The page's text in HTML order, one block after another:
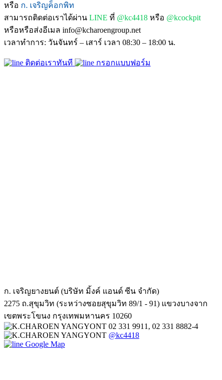
หรือ ก. เจริญค็อกพิท
สามารถติดต่อเราได้ผ่าน LINE ที่ @kc4418 หรือ @kcockpit
หรือหรือส่งอีเมล info@kcharoengroup.net
เวลาทำการ: วันจันทร์ – เสาร์ เวลา 08:30 – 18:00 น.
ติดต่อเราทันที กรอกแบบฟอร์ม
ก. เจริญยางยนต์ (บริษัท มิ้งค์ แอนด์ ซีน จำกัด)
2275 ถ.สุขุมวิท (ระหว่างซอยสุขุมวิท 89/1 - 91) แขวงบางจาก
เขตพระโขนง กรุงเทพมหานคร 10260
02 331 9911, 02 331 8882-4
@kc4418
Google Map